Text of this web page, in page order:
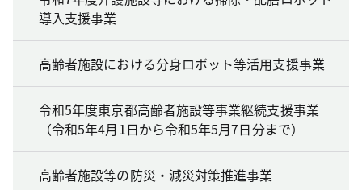
導入支援事業
高齢者施設における分身ロボット等活用支援事業
令和5年度東京都高齢者施設等事業継続支援事業
（令和5年4月1日から令和5年5月7日分まで）
高齢者施設等の防災・減災対策推進事業